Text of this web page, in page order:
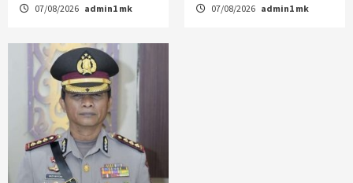
07/08/2026 admin1 mk 07/08/2026 admin1 mk